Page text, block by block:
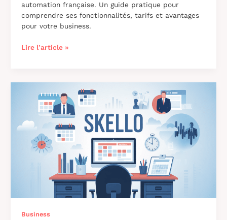
automation française. Un guide pratique pour
comprendre ses fonctionnalités, tarifs et avantages
pour votre business.
Brevo
solution
française
d’email
marketing
Lire l’article »
Business